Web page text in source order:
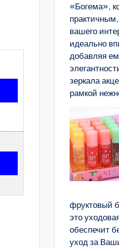
«Богема»,
вашего
идеально
добавляя
зеркала
рамкой
фруктовый
это
обеспечит
уход за